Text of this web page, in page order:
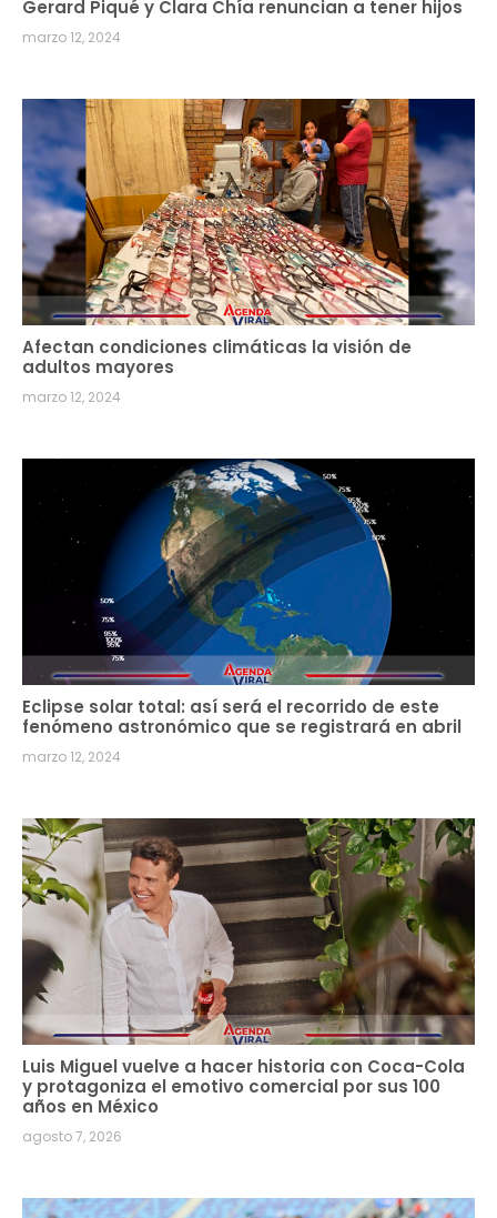
Gerard Piqué y Clara Chía renuncian a tener hijos
marzo 12, 2024
Afectan condiciones climáticas la visión de
adultos mayores
marzo 12, 2024
Eclipse solar total: así será el recorrido de este
fenómeno astronómico que se registrará en abril
marzo 12, 2024
Luis Miguel vuelve a hacer historia con Coca-Cola
y protagoniza el emotivo comercial por sus 100
años en México
agosto 7, 2026